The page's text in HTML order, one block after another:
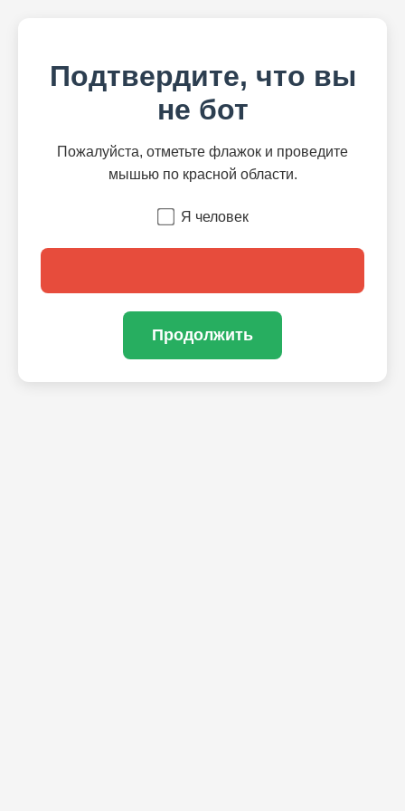
Подтвердите, что вы
не бот
Пожалуйста, отметьте флажок и проведите
мышью по красной области.
Я человек
Продолжить